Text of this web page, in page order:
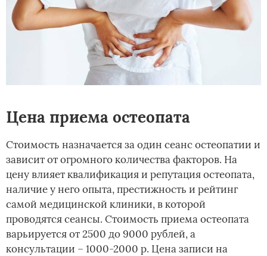
Цена приема остеопата
Стоимость назначается за один сеанс остеопатии и
зависит от огромного количества факторов. На
цену влияет квалификация и репутация остеопата,
наличие у него опыта, престижность и рейтинг
самой медицинской клиники, в которой
проводятся сеансы. Стоимость приема остеопата
варьируется от 2500 до 9000 рублей, а
консультации – 1000-2000 р. Цена записи на